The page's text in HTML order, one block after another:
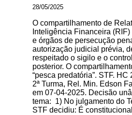
28/05/2025
O compartilhamento de
Inteligência Financeira
e órgãos de persecução
autorização judicial prévia,
respeitado o sigilo e o
posterior. O
“pesca predatória”. STF. HC
2ª Turma, Rel. Min. Edson
em 07-04-2025. Decisão
tema: 1) No julgamento do
STF decidiu: É